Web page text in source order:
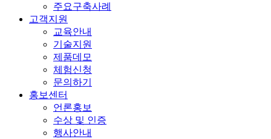
주요구축사례
고객지원
교육안내
기술지원
제품데모
체험신청
문의하기
홍보센터
언론홍보
수상 및 인증
행사안내